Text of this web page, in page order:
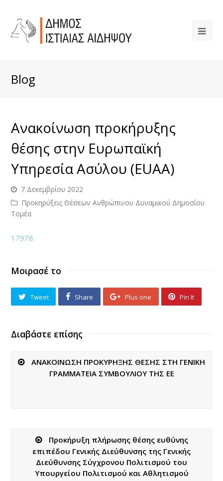
Blog
Ανακοίνωση προκήρυξης
θέσης στην Ευρωπαϊκή
Υπηρεσία Ασύλου (EUAA)
7 Δεκεμβρίου 2022
Προκηρύξεις Θέσεων Ανθρώπινου Δυναμικού Δημοσίου
Τομέα
17978
Μοιρασέ το
Tweet Share Plus one Pin It
Διαβάστε επίσης
ΑΝΑΚΟΙΝΩΣΗ ΠΡΟΚΥΡΗΞΗΣ ΘΕΣΗΣ ΣΤΗ ΓΕΝΙΚΗ
ΓΡΑΜΜΑΤΕΙΑ ΣΥΜΒΟΥΛΙΟΥ ΤΗΣ ΕΕ
Προκήρυξη πλήρωσης θέσης ευθύνης
επιπέδου Γενικής Διεύθυνσης της Γενικής
Διεύθυνσης Σύγχρονου Πολιτισμού του
Υπουργείου Πολιτισμού και Αθλητισμού